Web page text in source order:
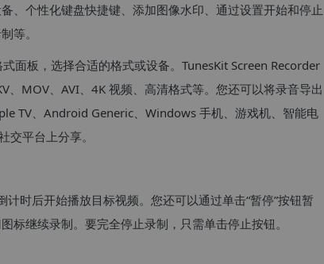
、个性化键盘快捷键、添加图像水印、通过设置开始和停止
等。
面板，选择合适的格式或设备。TunesKit Screen Recorder
MOV、AVI、4K 视频、高清格式等。您还可以将录音导出
TV、Android Generic、Windows 手机、游戏机、智能电
交平台上分享。
计时后开始播放目标视频。您还可以通过单击“暂停”按钮暂
标继续录制。要完全停止录制，只需单击停止按钮。